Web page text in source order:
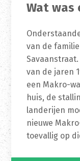
Wat was
van de
van de jaren
een Makro-
huis, de
landerijen
nieuwe
toevallig op